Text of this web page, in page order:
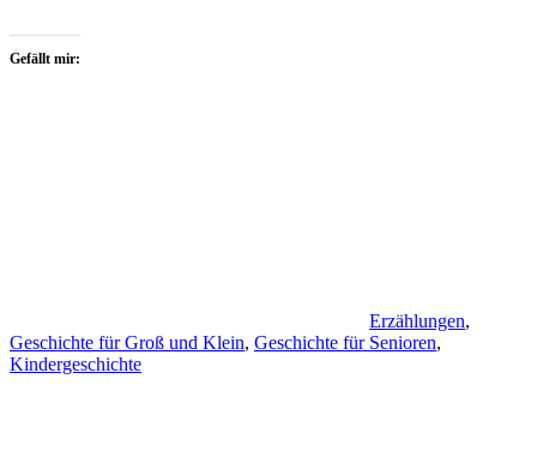
Gefällt mir:
Erzählungen,
Geschichte für Groß und Klein, Geschichte für Senioren,
Kindergeschichte